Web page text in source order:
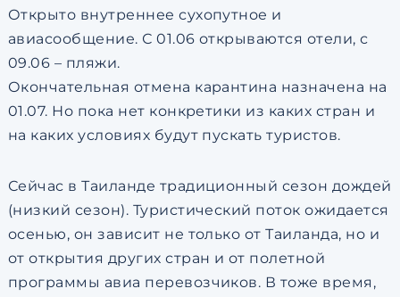
Открыто внутреннее сухопутное и
авиасообщение. С 01.06 открываются отели, с
09.06 – пляжи.
Окончательная отмена карантина назначена на
01.07. Но пока нет конкретики из каких стран и
на каких условиях будут пускать туристов.
Сейчас в Таиланде традиционный сезон дождей
(низкий сезон). Туристический поток ожидается
осенью, он зависит не только от Таиланда, но и
от открытия других стран и от полетной
программы авиа перевозчиков. В тоже время,